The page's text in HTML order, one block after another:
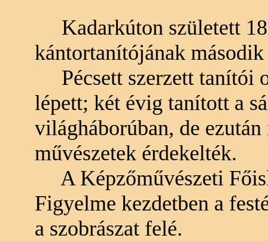
Kadarkúton született
kántortanítójának
Pécsett szerzett tanítói
lépett; két évig tanított a
világháborúban, de
művészetek érdekelték.
A Képzőművészeti
Figyelme kezdetben a
a szobrászat felé.